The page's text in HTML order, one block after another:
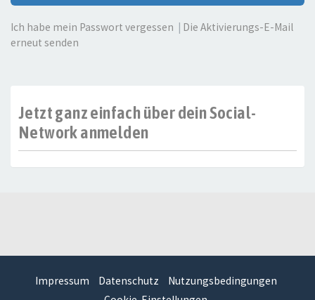
Ich habe mein Passwort vergessen
Die Aktivierungs-E-Mail
erneut senden
Jetzt ganz einfach über dein Social-
Network anmelden
Impressum Datenschutz
Nutzungsbedingungen